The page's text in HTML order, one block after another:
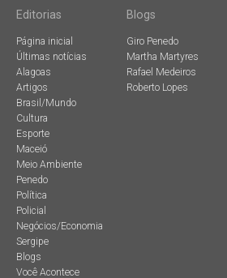
Editorias
Página inicial
Últimas notícias
Alagoas
Artigos
Brasil/Mundo
Cultura
Esporte
Maceió
Meio Ambiente
Penedo
Política
Policial
Negócios/Economia
Sergipe
Blogs
Você Acontece
Blogs
Giro Penedo
Martha Martyres
Rafael Medeiros
Roberto Lopes